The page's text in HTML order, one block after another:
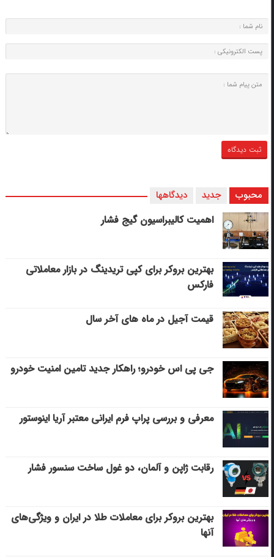
محبوب جدید دیدگاهها
اهمیت کالیبراسیون گیج فشار
بهترین بروکر برای کپی‌ تریدینگ در بازار معاملاتی
فارکس
قیمت آجیل در ماه های آخر سال
جی پی اس خودرو؛ راهکار جدید تامین امنیت خودرو
معرفی و بررسی پراپ فرم ایرانی معتبر آریا اینوستور
رقابت ژاپن و آلمان، دو غول ساخت سنسور فشار
بهترین بروکر برای معاملات طلا در ایران و ویژگی‌های
آنها